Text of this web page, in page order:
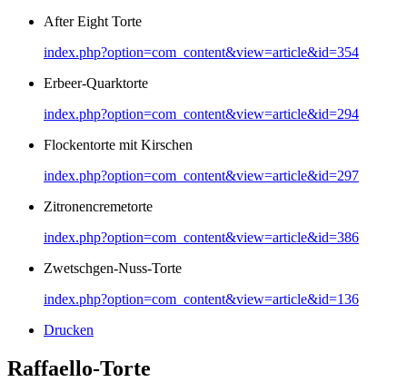
After Eight Torte
index.php?option=com_content&view=article&id=354
Erbeer-Quarktorte
index.php?option=com_content&view=article&id=294
Flockentorte mit Kirschen
index.php?option=com_content&view=article&id=297
Zitronencremetorte
index.php?option=com_content&view=article&id=386
Zwetschgen-Nuss-Torte
index.php?option=com_content&view=article&id=136
Drucken
Raffaello-Torte